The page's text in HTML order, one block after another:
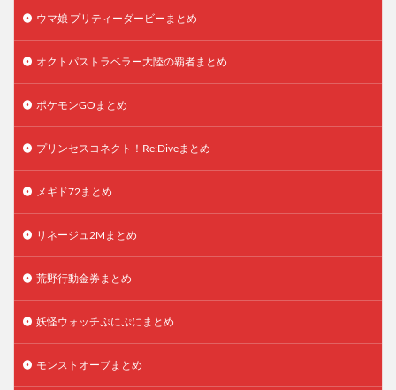
ウマ娘 プリティーダービーまとめ
オクトパストラベラー大陸の覇者まとめ
ポケモンGOまとめ
プリンセスコネクト！Re:Diveまとめ
メギド72まとめ
リネージュ2Mまとめ
荒野行動金券まとめ
妖怪ウォッチぷにぷにまとめ
モンストオーブまとめ